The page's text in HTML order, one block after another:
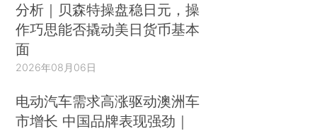
分析｜贝森特操盘稳日元，操
作巧思能否撬动美日货币基本
面
2026年08月06日
电动汽车需求高涨驱动澳洲车
市增长 中国品牌表现强劲｜